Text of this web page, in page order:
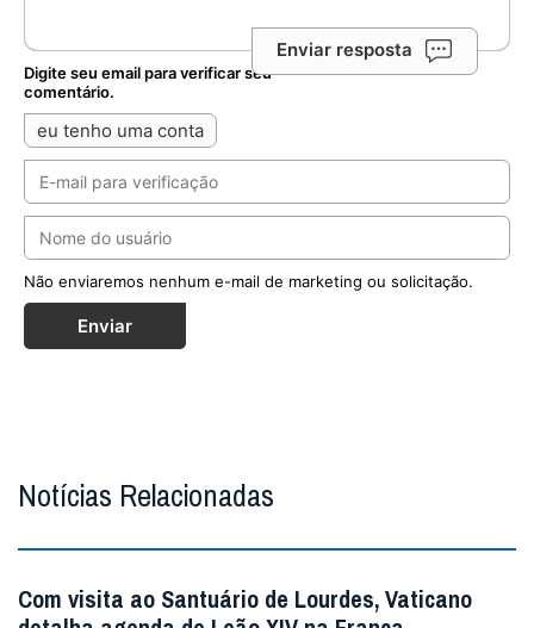
Enviar resposta
Digite seu email para verificar seu
comentário.
eu tenho uma conta
Não enviaremos nenhum e-mail de marketing ou solicitação.
Enviar
Notícias Relacionadas
Com visita ao Santuário de Lourdes, Vaticano